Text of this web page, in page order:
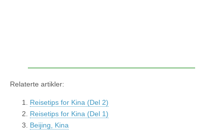
Relaterte artikler:
Reisetips for Kina (Del 2)
Reisetips for Kina (Del 1)
Beijing, Kina